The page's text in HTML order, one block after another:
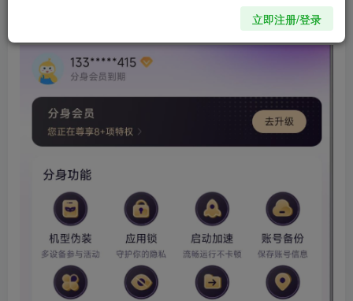
操作使用，进行伪装时请不要直接伪装，先生成成功后再进
行自定义伪装！【多机型伪装，薅羊毛神器】
立即注册/登录